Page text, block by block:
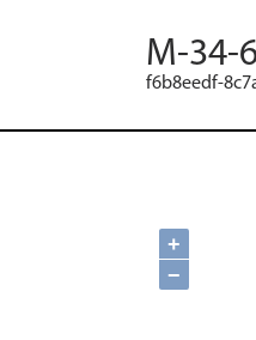
M-34-
f6b8eedf-
+
−